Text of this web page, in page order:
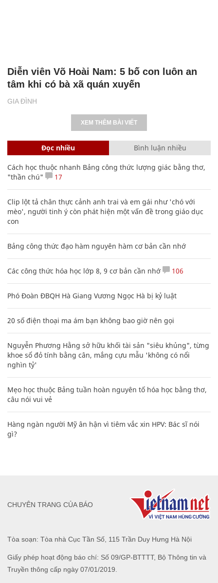
GIA ĐÌNH
Diễn viên Võ Hoài Nam: 5 bố con luôn an
tâm khi có bà xã quán xuyến
XEM THÊM BÀI VIẾT
Đọc nhiều Bình luận nhiều
Cách học thuộc nhanh Bảng công thức lượng giác bằng thơ,
"thần chú"
17
Clip lột tả chân thực cảnh anh trai và em gái như 'chó với
mèo', người tinh ý còn phát hiện một vấn đề trong giáo dục
con
Bảng công thức đạo hàm nguyên hàm cơ bản cần nhớ
Các công thức hóa học lớp 8, 9 cơ bản cần nhớ 106
Phó Đoàn ĐBQH Hà Giang Vương Ngọc Hà bị kỷ luật
20 số điện thoại ma ám bạn không bao giờ nên gọi
Nguyễn Phương Hằng sở hữu khối tài sản "siêu khủng", từng
khoe sổ đỏ tính bằng cân, mắng cựu mẫu 'không có nổi
nghìn tỷ'
Mẹo học thuộc Bảng tuần hoàn nguyên tố hóa học bằng thơ,
câu nói vui vẻ
Hàng ngàn người Mỹ ân hận vì tiêm vắc xin HPV: Bác sĩ nói
gì?
Tòa soạn: Tòa nhà Cục Tần Số, 115 Trần Duy Hưng Hà Nội
Giấy phép hoạt động báo chí: Số 09/GP-BTTTT, Bộ Thông tin và
Truyền thông cấp ngày 07/01/2019.
CHUYÊN TRANG CỦA BÁO